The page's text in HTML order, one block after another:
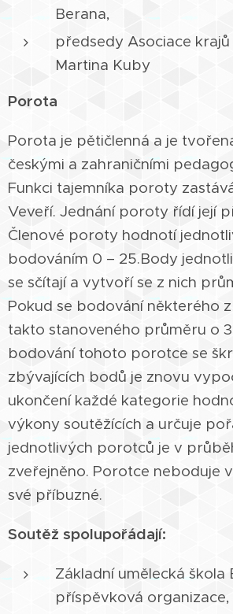
Berana,
předsedy Asociace krajů
Martina Kuby
Porota
Porota je pětičlenná a je
českými a zahraničními
Funkci tajemníka poroty
Veveří. Jednání poroty řídí její
Členové poroty hodnotí
bodováním 0 – 25.Body
se sčítají a vytvoří se z nich
Pokud se bodování některého
takto stanoveného průměru o
bodování tohoto porotce se
zbývajících bodů je znovu
ukončení každé kategorie
výkony soutěžících a určuje
jednotlivých porotců je v
zveřejněno. Porotce neboduje
své příbuzné.
Soutěž spolupořádají:
Základní umělecká škola
příspěvková organizace,